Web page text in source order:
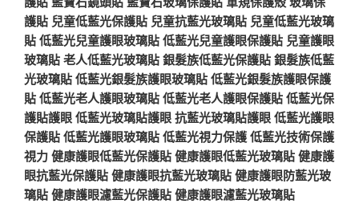
護貼 兒童低藍光保護貼 兒童抗藍光玻璃貼 兒童低藍光玻璃
貼低藍光兒童護眼玻璃貼低藍光兒童護眼保護貼 兒童護眼
玻璃貼老人低藍光玻璃貼銀髮族低藍光保護貼銀髮族低藍
光玻璃貼低藍光銀髮族護眼玻璃貼低藍光銀髮族護眼保護
貼低藍光老人護眼玻璃貼低藍光老人護眼保護貼低藍光保
護貼護眼低藍光玻璃貼護眼抗藍光玻璃貼護眼低藍光護眼
保護貼低藍光護眼玻璃貼低藍光視力保護低藍光技術保護
視力健康護眼低藍光保護貼健康護眼低藍光玻璃貼健康護
眼抗藍光保護貼健康護眼抗藍光玻璃貼健康護眼防藍光玻
璃貼健康護眼濾藍光保護貼健康護眼濾藍光玻璃貼